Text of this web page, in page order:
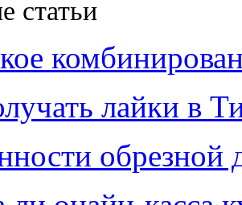
статьи
лайки в
обрезной